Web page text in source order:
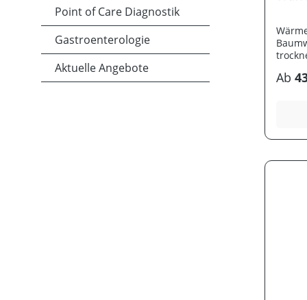
Point of Care Diagnostik
Gastroenterologie
Aktuelle Angebote
Ab